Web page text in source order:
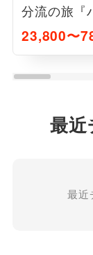
分流の旅『
1泊2日
23,800〜
最近
最近